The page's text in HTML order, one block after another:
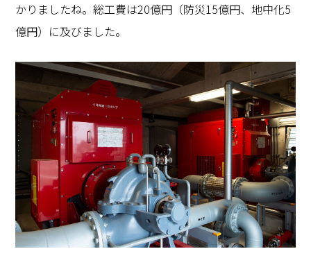
かりましたね。総工費は20億円（防災15億円、地中化5
億円）に及びました。